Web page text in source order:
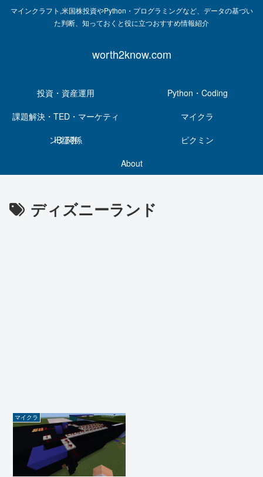
マインクラフト,米国株投資やPython・プログラミングなど、データの基づい
た判断、知っておくと役に立つおすすめ情報紹介
worth2know.com
投資・資産運用
Python・Coding
課題解決・TED・マーケティ
ング関係
マイクラ
IB証券
ピクミン
About
ディズニーランド
マイクラ